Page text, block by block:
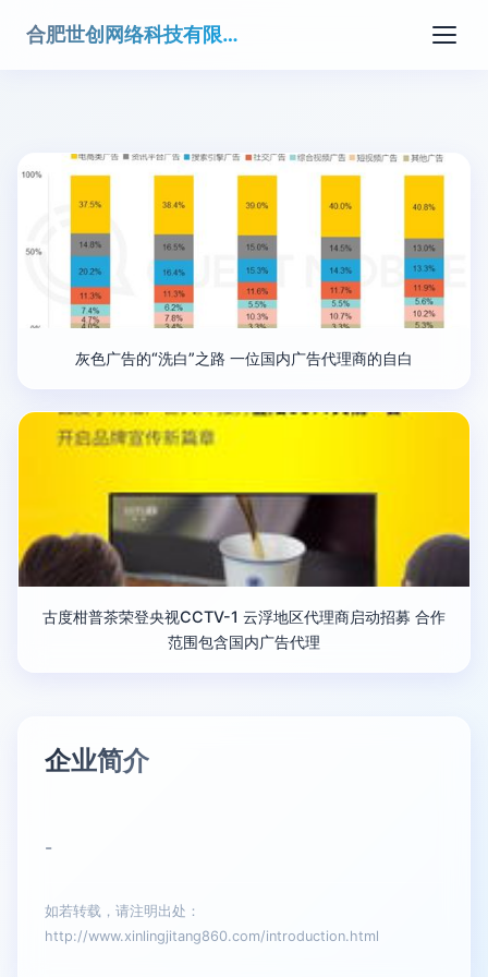
合肥世创网络科技有限公司
灰色广告的“洗白”之路 一位国内广告代理商的自白
古度柑普茶荣登央视CCTV-1 云浮地区代理商启动招募 合作
范围包含国内广告代理
企业简介
-
如若转载，请注明出处：
http://www.xinlingjitang860.com/introduction.html